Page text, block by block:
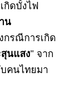
กิดบั้งไฟ
น
กรณีการเกิด
นแสง" จาก
บคนไทยมา